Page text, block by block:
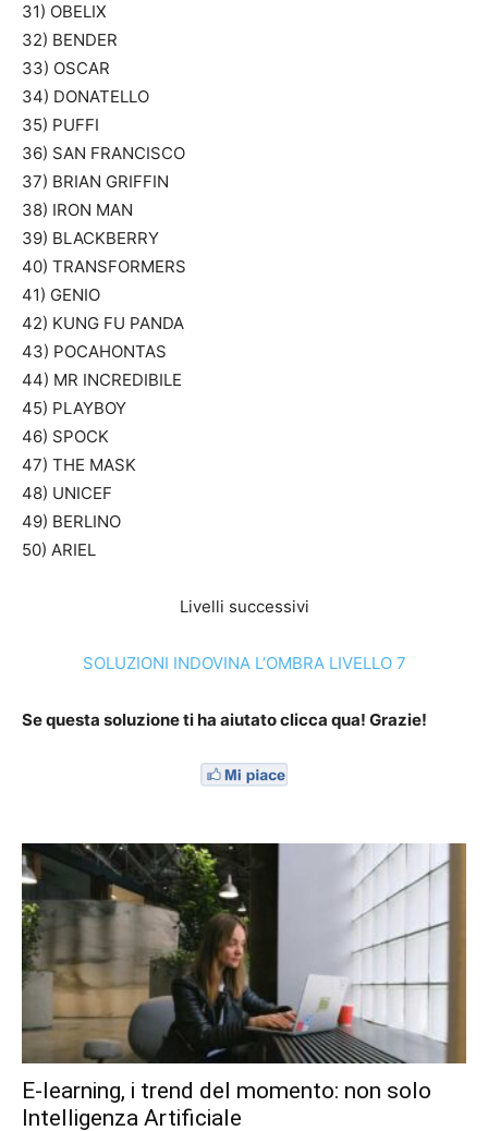
31) OBELIX
32) BENDER
33) OSCAR
34) DONATELLO
35) PUFFI
36) SAN FRANCISCO
37) BRIAN GRIFFIN
38) IRON MAN
39) BLACKBERRY
40) TRANSFORMERS
41) GENIO
42) KUNG FU PANDA
43) POCAHONTAS
44) MR INCREDIBILE
45) PLAYBOY
46) SPOCK
47) THE MASK
48) UNICEF
49) BERLINO
50) ARIEL
Livelli successivi
SOLUZIONI INDOVINA L’OMBRA LIVELLO 7
Se questa soluzione ti ha aiutato clicca qua! Grazie!
E-learning, i trend del momento: non solo
Intelligenza Artificiale